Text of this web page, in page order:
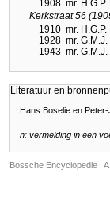
1908 mr.
Kerkstraat 56
1910 mr.
1928 mr.
1943 mr.
Literatuur en
Hans Boselie en
n: vermelding in een
Bossche Encyclopedie |